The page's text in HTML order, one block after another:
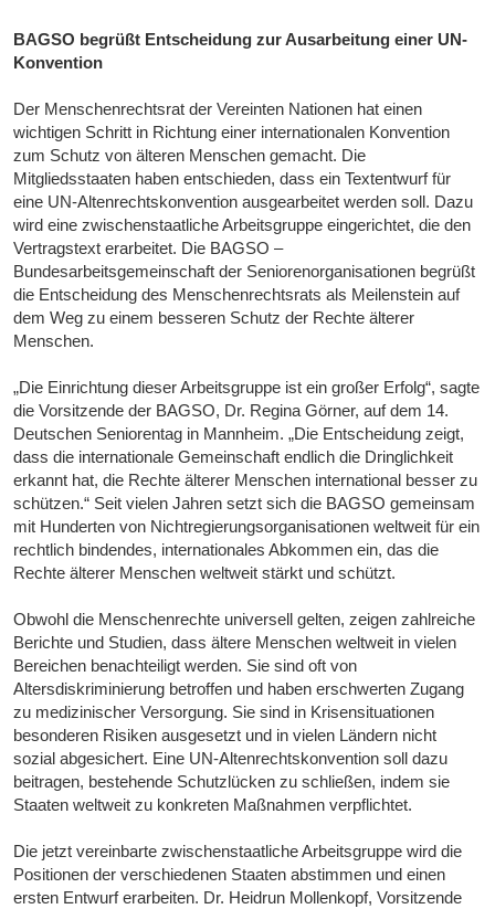
BAGSO begrüßt Entscheidung zur Ausarbeitung einer UN-
Konvention
Der Menschenrechtsrat der Vereinten Nationen hat einen
wichtigen Schritt in Richtung einer internationalen Konvention
zum Schutz von älteren Menschen gemacht. Die
Mitgliedsstaaten haben entschieden, dass ein Textentwurf für
eine UN-Altenrechtskonvention ausgearbeitet werden soll. Dazu
wird eine zwischenstaatliche Arbeitsgruppe eingerichtet, die den
Vertragstext erarbeitet. Die BAGSO –
Bundesarbeitsgemeinschaft der Seniorenorganisationen begrüßt
die Entscheidung des Menschenrechtsrats als Meilenstein auf
dem Weg zu einem besseren Schutz der Rechte älterer
Menschen.
„Die Einrichtung dieser Arbeitsgruppe ist ein großer Erfolg“, sagte
die Vorsitzende der BAGSO, Dr. Regina Görner, auf dem 14.
Deutschen Seniorentag in Mannheim. „Die Entscheidung zeigt,
dass die internationale Gemeinschaft endlich die Dringlichkeit
erkannt hat, die Rechte älterer Menschen international besser zu
schützen.“ Seit vielen Jahren setzt sich die BAGSO gemeinsam
mit Hunderten von Nichtregierungsorganisationen weltweit für ein
rechtlich bindendes, internationales Abkommen ein, das die
Rechte älterer Menschen weltweit stärkt und schützt.
Obwohl die Menschenrechte universell gelten, zeigen zahlreiche
Berichte und Studien, dass ältere Menschen weltweit in vielen
Bereichen benachteiligt werden. Sie sind oft von
Altersdiskriminierung betroffen und haben erschwerten Zugang
zu medizinischer Versorgung. Sie sind in Krisensituationen
besonderen Risiken ausgesetzt und in vielen Ländern nicht
sozial abgesichert. Eine UN-Altenrechtskonvention soll dazu
beitragen, bestehende Schutzlücken zu schließen, indem sie
Staaten weltweit zu konkreten Maßnahmen verpflichtet.
Die jetzt vereinbarte zwischenstaatliche Arbeitsgruppe wird die
Positionen der verschiedenen Staaten abstimmen und einen
ersten Entwurf erarbeiten. Dr. Heidrun Mollenkopf, Vorsitzende